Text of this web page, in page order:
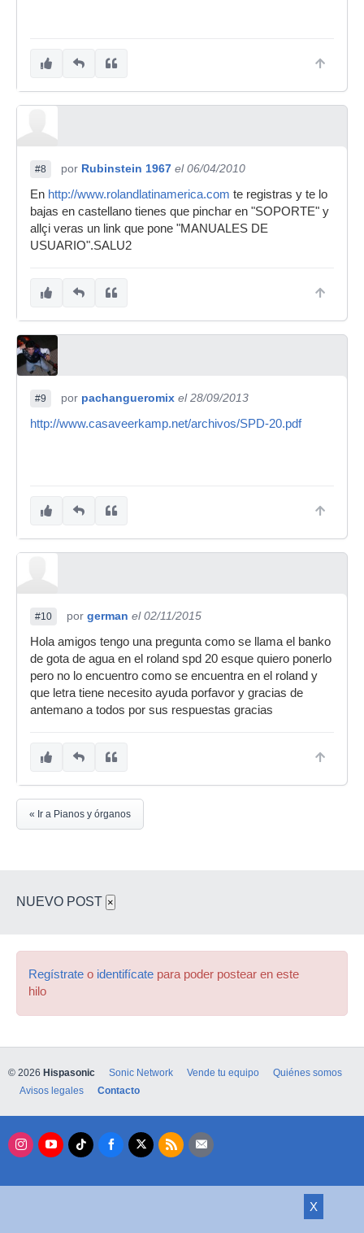
#8 por Rubinstein 1967 el 06/04/2010
En http://www.rolandlatinamerica.com te registras y te lo
bajas en castellano tienes que pinchar en "SOPORTE" y
allçi veras un link que pone "MANUALES DE
USUARIO".SALU2
#9 por pachangueromix el 28/09/2013
http://www.casaveerkamp.net/archivos/SPD-20.pdf
#10 por german el 02/11/2015
Hola amigos tengo una pregunta como se llama el banko
de gota de agua en el roland spd 20 esque quiero ponerlo
pero no lo encuentro como se encuentra en el roland y
que letra tiene necesito ayuda porfavor y gracias de
antemano a todos por sus respuestas gracias
« Ir a Pianos y órganos
NUEVO POST ×
Regístrate o identifícate para poder postear en este
hilo
X
© 2026 Hispasonic Sonic Network Vende tu equipo
Quiénes somos
Avisos legales
Contacto